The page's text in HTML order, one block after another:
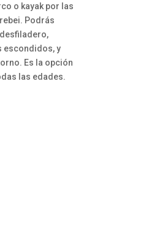
o kayak por las
Podrás
escondidos, y
Es la opción
las edades.